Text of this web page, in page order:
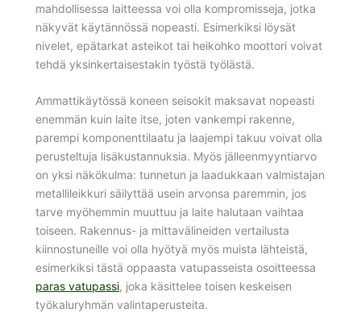
mahdollisessa laitteessa voi olla kompromisseja, jotka
näkyvät käytännössä nopeasti. Esimerkiksi löysät
nivelet, epätarkat asteikot tai heikohko moottori voivat
tehdä yksinkertaisestakin työstä työlästä.
Ammattikäytössä koneen seisokit maksavat nopeasti
enemmän kuin laite itse, joten vankempi rakenne,
parempi komponenttilaatu ja laajempi takuu voivat olla
perusteltuja lisäkustannuksia. Myös jälleenmyyntiarvo
on yksi näkökulma: tunnetun ja laadukkaan valmistajan
metallileikkuri säilyttää usein arvonsa paremmin, jos
tarve myöhemmin muuttuu ja laite halutaan vaihtaa
toiseen. Rakennus- ja mittavälineiden vertailusta
kiinnostuneille voi olla hyötyä myös muista lähteistä,
esimerkiksi tästä oppaasta vatupasseista osoitteessa
paras vatupassi, joka käsittelee toisen keskeisen
työkaluryhmän valintaperusteita.